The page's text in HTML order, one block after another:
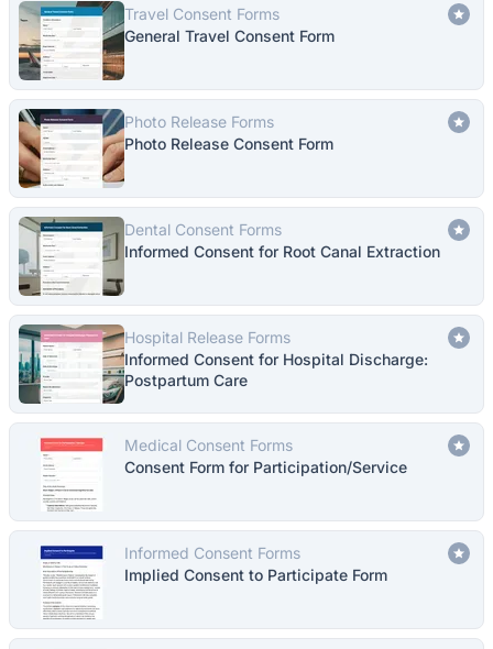
Travel Consent Forms
General Travel Consent Form
Photo Release Forms
Photo Release Consent Form
Dental Consent Forms
Informed Consent for Root Canal Extraction
Hospital Release Forms
Informed Consent for Hospital Discharge:
Postpartum Care
Medical Consent Forms
Consent Form for Participation/Service
Informed Consent Forms
Implied Consent to Participate Form